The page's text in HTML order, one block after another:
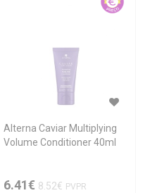
Alterna Caviar Multiplying
Volume Conditioner 40ml
6.41€ 8.52€ PVPR